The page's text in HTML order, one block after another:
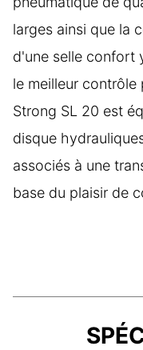
larges ainsi que la
d'une selle confort
le meilleur
Strong SL 20 est
disque
associés à une
base du plaisir de